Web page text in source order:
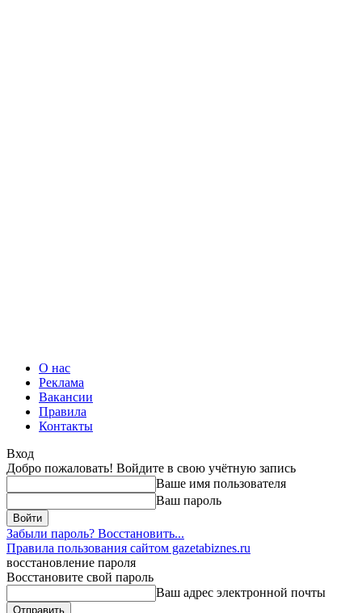
О нас
Реклама
Вакансии
Правила
Контакты
Вход
Добро пожаловать! Войдите в свою учётную запись
Ваше имя пользователя
Ваш пароль
Забыли пароль? Восстановить...
Правила пользования сайтом gazetabiznes.ru
восстановление пароля
Восстановите свой пароль
Ваш адрес электронной почты